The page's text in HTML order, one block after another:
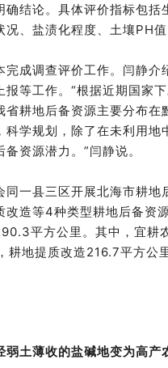
结论。具体评价指标包
、盐渍化程度、土壤PH值
成调查评价工作。闫静
等工作。“根据近期国家
耕地后备资源主要分布
学规划，除了在未利用
资源潜力。”闫静说。
一县三区开展北海市耕
造等4种类型耕地后备资
平方公里。其中，宜
地提质改造216.7平方公
土薄收的盐碱地变为高产